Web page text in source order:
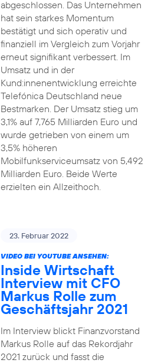
abgeschlossen. Das Unternehmen
hat sein starkes Momentum
bestätigt und sich operativ und
finanziell im Vergleich zum Vorjahr
erneut signifikant verbessert. Im
Umsatz und in der
Kund:innenentwicklung erreichte
Telefónica Deutschland neue
Bestmarken. Der Umsatz stieg um
3,1% auf 7,765 Milliarden Euro und
wurde getrieben von einem um
3,5% höheren
Mobilfunkserviceumsatz von 5,492
Milliarden Euro. Beide Werte
erzielten ein Allzeithoch.
23. Februar 2022
VIDEO BEI YOUTUBE ANSEHEN:
Inside Wirtschaft
Interview mit CFO
Markus Rolle zum
Geschäftsjahr 2021
Im Interview blickt Finanzvorstand
Markus Rolle auf das Rekordjahr
2021 zurück und fasst die